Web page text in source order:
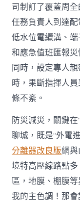
司制訂了覆蓋周
任務負責人到達
低水位電纜溝、
和應急值班匯報
同時，設定專人
時，果斷指揮人
條不紊。
防災減災，關鍵
聊城，既是“外電
分離器改良版網
境特高壓線路點
區，地膜、棚膜
我的主色調！那